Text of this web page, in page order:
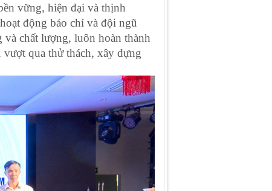
vững, hiện đại và thịnh
động báo chí và đội ngũ
chất lượng, luôn hoàn thành
qua thử thách, xây dựng